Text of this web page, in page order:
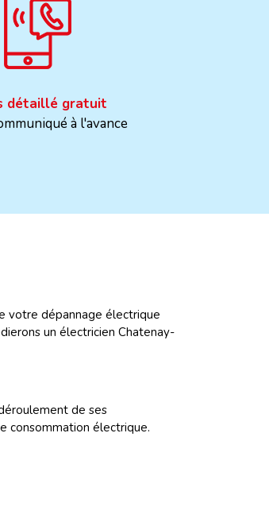
détaillé gratuit
à l'avance
votre dépannage électrique
un électricien Chatenay-
de ses
consommation électrique.